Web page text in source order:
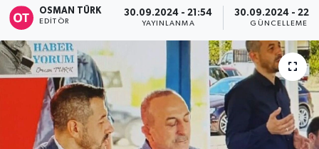
OSMAN TÜRK
EDITÖR
30.09.2024 - 21:54
YAYINLANMA
30.09.2024 -
GÜNCELLEME